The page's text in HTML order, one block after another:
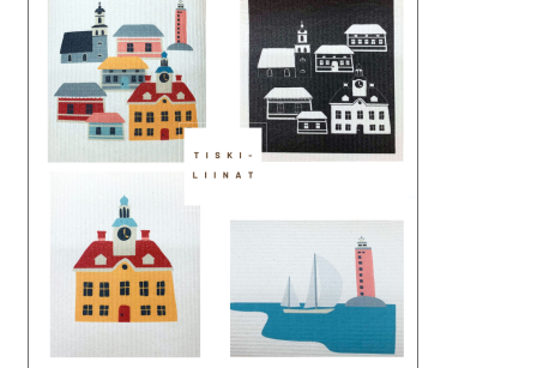
tuotteella
useampi
muunnelma.
tehdä
tuotteen
sivulla.